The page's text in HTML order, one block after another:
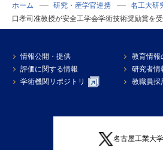
ホーム 研究・産学官連携 名工大研
口孝司准教授が安全工学会学術技術奨励賞を
情報公開・提供
教育情報
評価に関する情報
研究者情
学術機関リポジトリ
教職員採
名古屋工業大